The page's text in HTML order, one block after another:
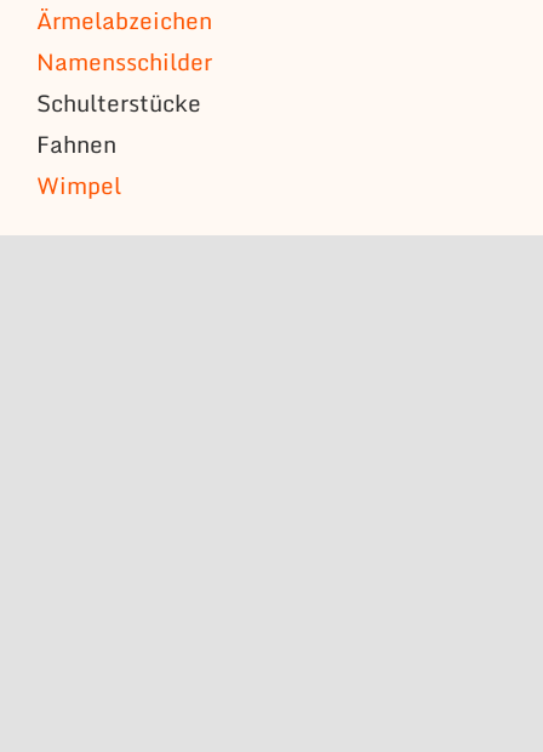
Ärmelabzeichen
Namensschilder
Schulterstücke
Fahnen
Wimpel